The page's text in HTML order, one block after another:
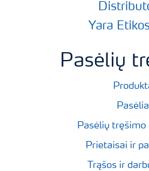
Yara
Pasėlių
Pasėlių tręšimo
Prietaisai ir
Trąšos ir